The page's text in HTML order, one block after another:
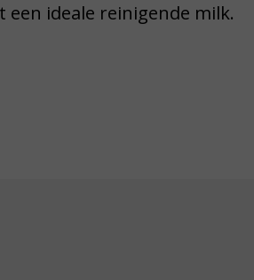
een ideale reinigende milk.